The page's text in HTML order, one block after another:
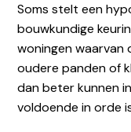
Soms stelt een
bouwkundige
woningen waarvan
oudere panden of
dan beter kunnen
voldoende in orde